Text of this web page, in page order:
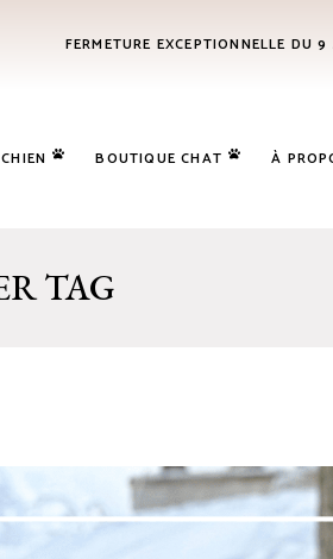
FERMETURE EXCEPTIONNELLE DU
BOUTIQUE CHAT À
TAG